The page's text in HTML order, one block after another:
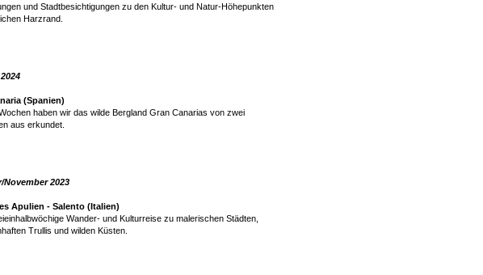
und Stadtbesichtigungen zu den Kultur- und Natur-Höhepunkten
Harzrand.
(Spanien)
haben wir das wilde Bergland Gran Canarias von zwei
aus erkundet.
November 2023
Apulien - Salento (Italien)
Wander- und Kulturreise zu malerischen Städten,
Trullis und wilden Küsten.